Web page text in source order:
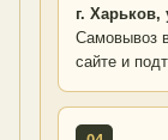
г. Харьков,
Самовывоз
сайте и